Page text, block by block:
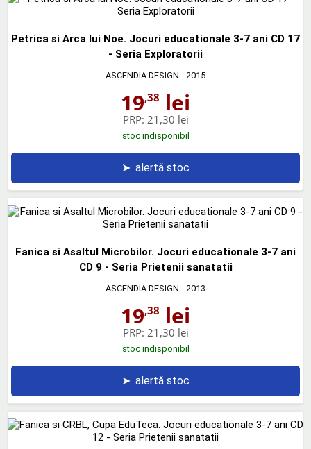
Petrica si Arca lui Noe. Jocuri educationale 3-7 ani CD 17
- Seria Exploratorii
ASCENDIA DESIGN - 2015
19,38 lei
PRP: 21,30 lei
stoc indisponibil
➤ alertă stoc
Fanica si Asaltul Microbilor. Jocuri educationale 3-7 ani
CD 9 - Seria Prietenii sanatatii
ASCENDIA DESIGN - 2013
19,38 lei
PRP: 21,30 lei
stoc indisponibil
➤ alertă stoc